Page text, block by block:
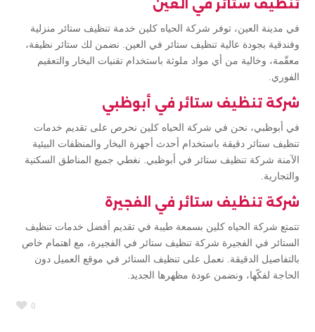
تنظيف ستائر في العين
في مدينة العين، توفر شركة الحياه كلين خدمة تنظيف ستائر منزلية
وفندقية بجودة عالية تنظيف ستائر في العين. نضمن لك ستائر نظيفة،
معقّمة، وخالية من أي مواد ملوثة باستخدام تقنيات البخار والتعقيم
الفوري.
شركة تنظيف ستائر في أبوظبي
في أبوظبي، نحن في شركة الحياه كلين نحرص على تقديم خدمات
تنظيف ستائر دقيقة باستخدام أحدث أجهزة البخار والمنظفات البيئية
الآمنة شركة تنظيف ستائر في أبوظبي. نغطي جميع المناطق السكنية
والتجارية.
شركة تنظيف ستائر في الفجيرة
تتمتع شركة الحياه كلين بسمعة طيبة في تقديم أفضل خدمات تنظيف
الستائر في الفجيرة شركة تنظيف ستائر في الفجيرة، مع اهتمام خاص
بالتفاصيل الدقيقة. نعمل على تنظيف الستائر في موقع العميل دون
الحاجة لفكّها، ونضمن عودة مظهرها الجديد.
0